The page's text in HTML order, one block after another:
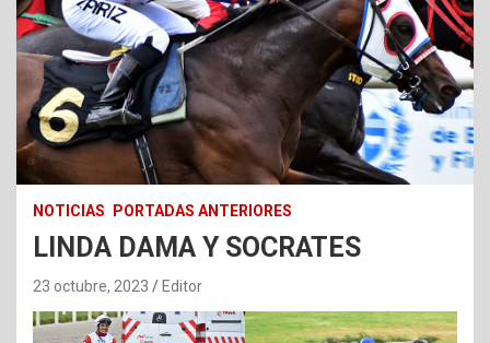
NOTICIAS PORTADAS ANTERIORES
LINDA DAMA Y SOCRATES
23 octubre, 2023 Editor